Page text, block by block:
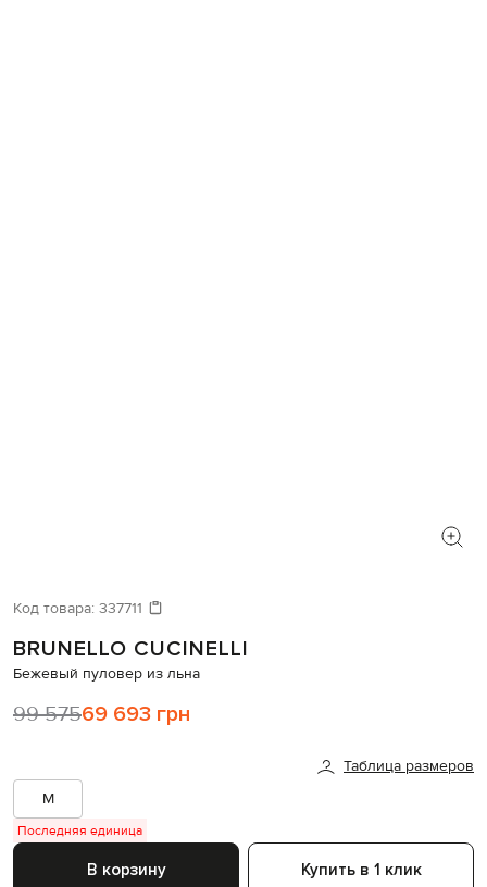
Код товара: 337711
BRUNELLO CUCINELLI
Бежевый пуловер из льна
99 57569 693 грн
Таблица размеров
M
Последняя единица
В корзину Купить в 1 клик